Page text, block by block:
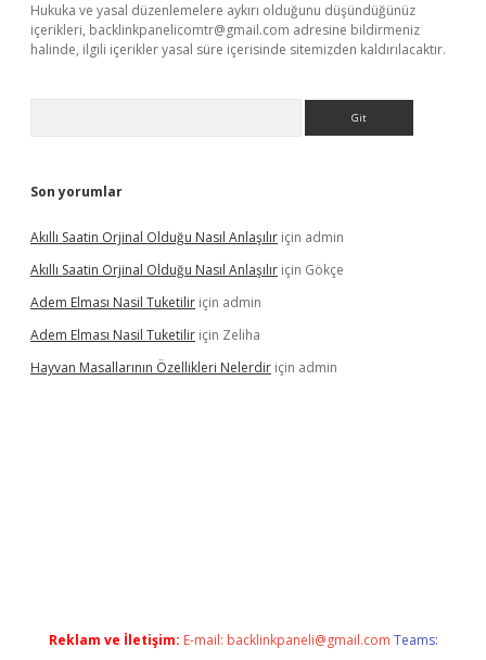
Hukuka ve yasal düzenlemelere aykırı olduğunu düşündüğünüz
içerikleri, backlinkpanelicomtr@gmail.com adresine bildirmeniz
halinde, ilgili içerikler yasal süre içerisinde sitemizden kaldırılacaktır.
Son yorumlar
Akıllı Saatin Orjinal Olduğu Nasıl Anlaşılır için admin
Akıllı Saatin Orjinal Olduğu Nasıl Anlaşılır için Gökçe
Adem Elması Nasil Tuketilir için admin
Adem Elması Nasil Tuketilir için Zeliha
Hayvan Masallarının Özellikleri Nelerdir için admin
Reklam ve İletişim: E-mail: backlinkpaneli@gmail.com Teams: